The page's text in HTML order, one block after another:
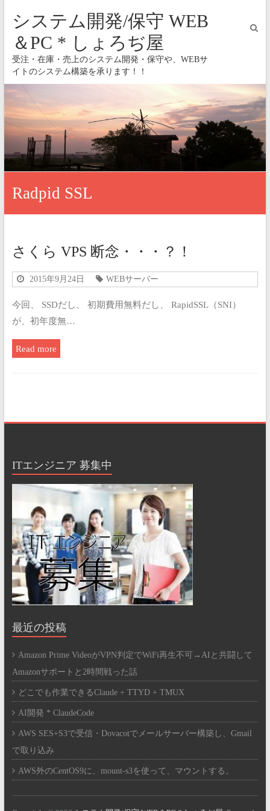
システム開発/保守 WEB
＆PC * しょろぢ屋
受注・在庫・売上のシステム開発・保守や、WEBサ
イトのシステム構築を承ります！！
Radpid SSL
さくら VPS 断念・・・？！
2015年9月24日 WEBサーバー
今回、 SSDだし、 初期費用無料だし、 RapidSSL（SNI）
が、初年度無…
Read more
ITエンジニア 募集中
最近の投稿
Amazon Prime VideoがVPN判定でWiFi再生不可→AIと共闘して
Amazonサポートと2時間戦った話
どこでも作業できるClaude + TTYD + TMUX
AI開発 * ClaudeCode
AWS SES+S3で受信・Dovacotでメールサーバー構築し、Gmail
で取り込み
AWS外のCentOS9に、mount-s3を使って、マウントする。